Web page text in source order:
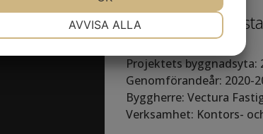
Forskaren
Projektets byggnadsyta:
Genomförandeår: 2020-
Byggherre: Vectura
Verksamhet: Kontors-
STATISTIK
AVVISA ALLA